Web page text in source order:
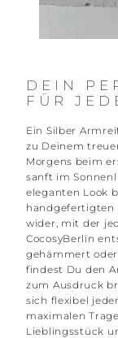
DEIN
FÜR
Ein Silber
zu Deinem
Morgens beim
sanft im
eleganten Look
handgefertigten
wider, mit der
CocosyBerlin
gehämmert
findest Du den
zum Ausdruck
sich flexibel
maximalen
Lieblingsstück